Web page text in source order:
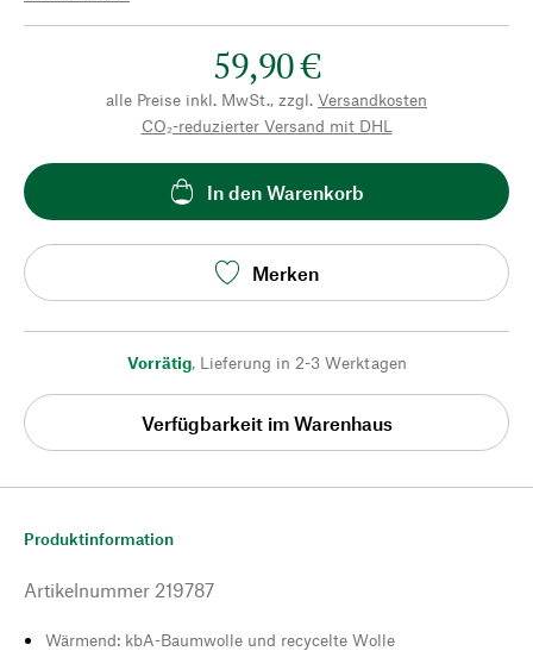
59,90 €
alle Preise inkl. MwSt., zzgl. Versandkosten
CO₂-reduzierter Versand mit DHL
In den Warenkorb
Merken
Vorrätig, Lieferung in 2-3 Werktagen
Verfügbarkeit im Warenhaus
Produktinformation
Artikelnummer 219787
Wärmend: kbA-Baumwolle und recycelte Wolle